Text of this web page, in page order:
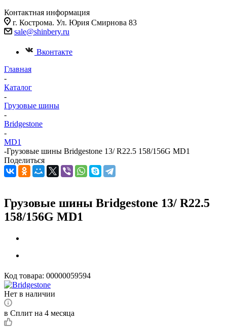
Контактная информация
г. Кострома. Ул. Юрия Смирнова 83
sale@shinbery.ru
Вконтакте
Главная
-
Каталог
-
Грузовые шины
-
Bridgestone
-
MD1
-Грузовые шины Bridgestone 13/ R22.5 158/156G MD1
Поделиться
Грузовые шины Bridgestone 13/ R22.5
158/156G MD1
Код товара: 00000059594
Нет в наличии
в Сплит на 4 месяца